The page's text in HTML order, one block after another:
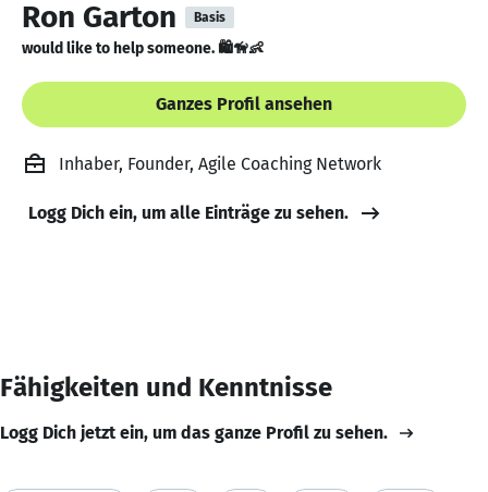
Ron Garton Basis
would like to help someone. 🛍🦮👶
Ganzes Profil ansehen
Inhaber, Founder, Agile Coaching Network
Logg Dich ein, um alle Einträge zu sehen.
Fähigkeiten und Kenntnisse
Logg Dich jetzt ein, um das ganze Profil zu sehen.